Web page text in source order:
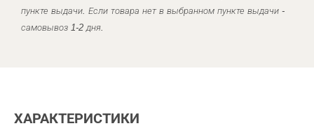
пункте выдачи. Если товара нет в выбранном пункте выдачи -
самовывоз 1-2 дня.
ХАРАКТЕРИСТИКИ